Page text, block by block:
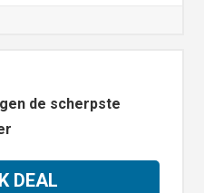
de scherpste
DEAL